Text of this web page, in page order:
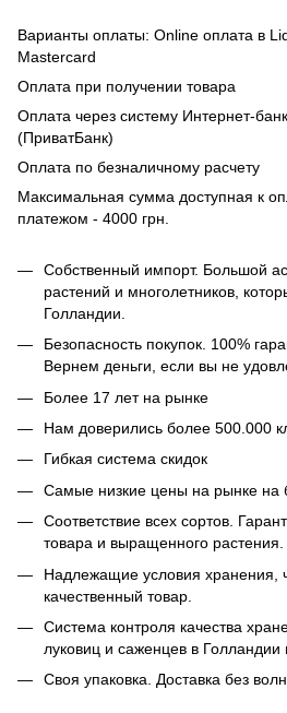
Варианты оплаты: Online оплата в
Mastercard
Оплата при получении товара
Оплата через систему Интернет-
(ПриватБанк)
Оплата по безналичному расчету
Максимальная сумма доступная к
платежом - 4000 грн.
Собственный импорт. Большой
растений и многолетников,
Голландии.
Безопасность покупок. 100%
Вернем деньги, если вы не
Более 17 лет на рынке
Нам доверились более 500.000
Гибкая система скидок
Самые низкие цены на рынке на
Соответствие всех сортов.
товара и выращенного растения.
Надлежащие условия хранения,
качественный товар.
Система контроля качества
луковиц и саженцев в Голландии
Своя упаковка. Доставка без